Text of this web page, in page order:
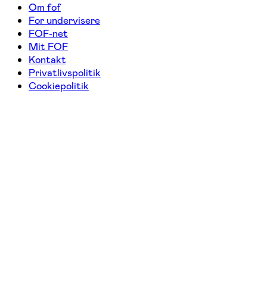
Om fof
For undervisere
FOF-net
Mit FOF
Kontakt
Privatlivspolitik
Cookiepolitik